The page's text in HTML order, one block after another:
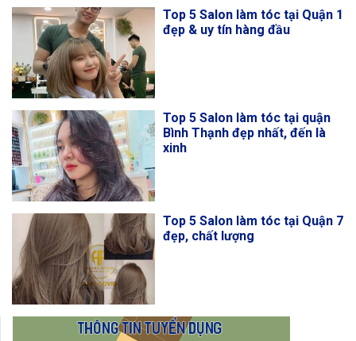
Top 5 Salon làm tóc tại Quận 1
đẹp & uy tín hàng đầu
Top 5 Salon làm tóc tại quận
Bình Thạnh đẹp nhất, đến là
xinh
Top 5 Salon làm tóc tại Quận 7
đẹp, chất lượng